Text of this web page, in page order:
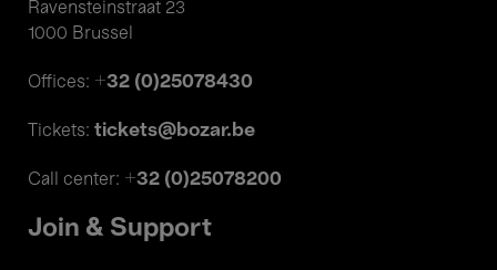
Ravensteinstraat 23
1000 Brussel
Offices: +32 (0)25078430
Tickets: tickets@bozar.be
Call center: +32 (0)25078200
Join & Support